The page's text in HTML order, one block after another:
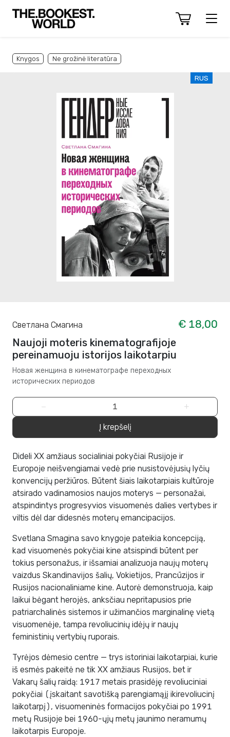
Knygos Ne grožinė literatūra
RUS
Светлана Смагина
€ 18,00
Naujoji moteris kinematografijoje
pereinamuoju istorijos laikotarpiu
Новая женщина в кинематографе переходных
исторических периодов
− +
Į krepšelį
Dideli XX amžiaus socialiniai pokyčiai Rusijoje ir
Europoje neišvengiamai vedė prie nusistovėjusių lyčių
konvencijų peržiūros. Būtent šiais laikotarpiais kultūroje
atsirado vadinamosios naujos moterys — personažai,
atspindintys progresyvios visuomenės dalies vertybes ir
viltis dėl dar didesnės moterų emancipacijos.
Svetlana Smagina savo knygoje pateikia koncepciją,
kad visuomenės pokyčiai kine atsispindi būtent per
tokius personažus, ir išsamiai analizuoja naujų moterų
vaizdus Skandinavijos šalių, Vokietijos, Prancūzijos ir
Rusijos nacionaliniame kine. Autorė demonstruoja, kaip
laikui bėgant herojės, anksčiau nepritapusios prie
patriarchalinės sistemos ir užimančios marginalinę vietą
visuomenėje, tampa revoliucinių idėjų ir naujų
feministinių vertybių ruporais.
Tyrėjos dėmesio centre — trys istoriniai laikotarpiai, kurie
iš esmės pakeitė ne tik XX amžiaus Rusijos, bet ir
Vakarų šalių raidą: 1917 metais prasidėję revoliuciniai
pokyčiai (įskaitant savotišką parengiamąjį ikirevoliucinį
laikotarpį), visuomeninės formacijos pokyčiai po 1991
metų Rusijoje bei 1960-ųjų metų jaunimo neramumų
laikotarpis Europoje.